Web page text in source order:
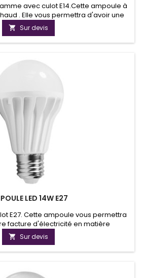
avec culot E14.Cette ampoule à
. Elle vous permettra d'avoir une
exceptionnelle et de réaliser des
d'énergie.
 Sur devis
LED 14W E27
E27. Cette ampoule vous permettra
facture d'électricité en matière
ampoule est disponible en version
dimmable.
 Sur devis